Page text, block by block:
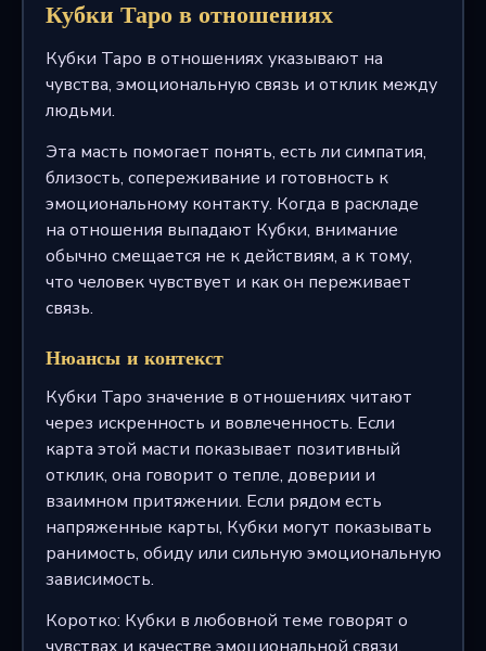
Кубки Таро в отношениях
Кубки Таро в отношениях указывают на
чувства, эмоциональную связь и отклик между
людьми.
Эта масть помогает понять, есть ли симпатия,
близость, сопереживание и готовность к
эмоциональному контакту. Когда в раскладе
на отношения выпадают Кубки, внимание
обычно смещается не к действиям, а к тому,
что человек чувствует и как он переживает
связь.
Нюансы и контекст
Кубки Таро значение в отношениях читают
через искренность и вовлеченность. Если
карта этой масти показывает позитивный
отклик, она говорит о тепле, доверии и
взаимном притяжении. Если рядом есть
напряженные карты, Кубки могут показывать
ранимость, обиду или сильную эмоциональную
зависимость.
Коротко: Кубки в любовной теме говорят о